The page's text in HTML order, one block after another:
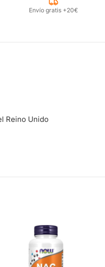
Envío gratis +20€
Reino Unido